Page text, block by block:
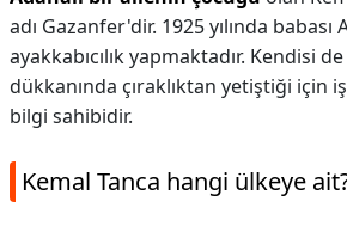
adı Gazanfer'dir. 1925 yılında babası
ayakkabıcılık yapmaktadır. Kendisi
dükkanında çıraklıktan yetiştiği için
bilgi sahibidir.
Kemal Tanca hangi ülkeye